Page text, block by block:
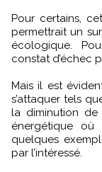
Pour certains,
permettrait un
écologique.
constat d’échec
Mais il est
s’attaquer tels
la diminution
énergétique
quelques
par l’intéressé.